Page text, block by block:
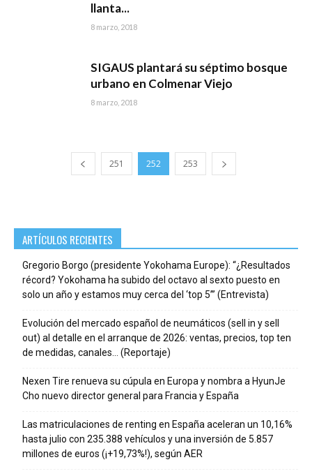
llanta...
8 marzo, 2018
SIGAUS plantará su séptimo bosque
urbano en Colmenar Viejo
8 marzo, 2018
251 252 253
ARTÍCULOS RECIENTES
Gregorio Borgo (presidente Yokohama Europe): “¿Resultados
récord? Yokohama ha subido del octavo al sexto puesto en
solo un año y estamos muy cerca del ‘top 5’” (Entrevista)
Evolución del mercado español de neumáticos (sell in y sell
out) al detalle en el arranque de 2026: ventas, precios, top ten
de medidas, canales… (Reportaje)
Nexen Tire renueva su cúpula en Europa y nombra a HyunJe
Cho nuevo director general para Francia y España
Las matriculaciones de renting en España aceleran un 10,16%
hasta julio con 235.388 vehículos y una inversión de 5.857
millones de euros (¡+19,73%!), según AER